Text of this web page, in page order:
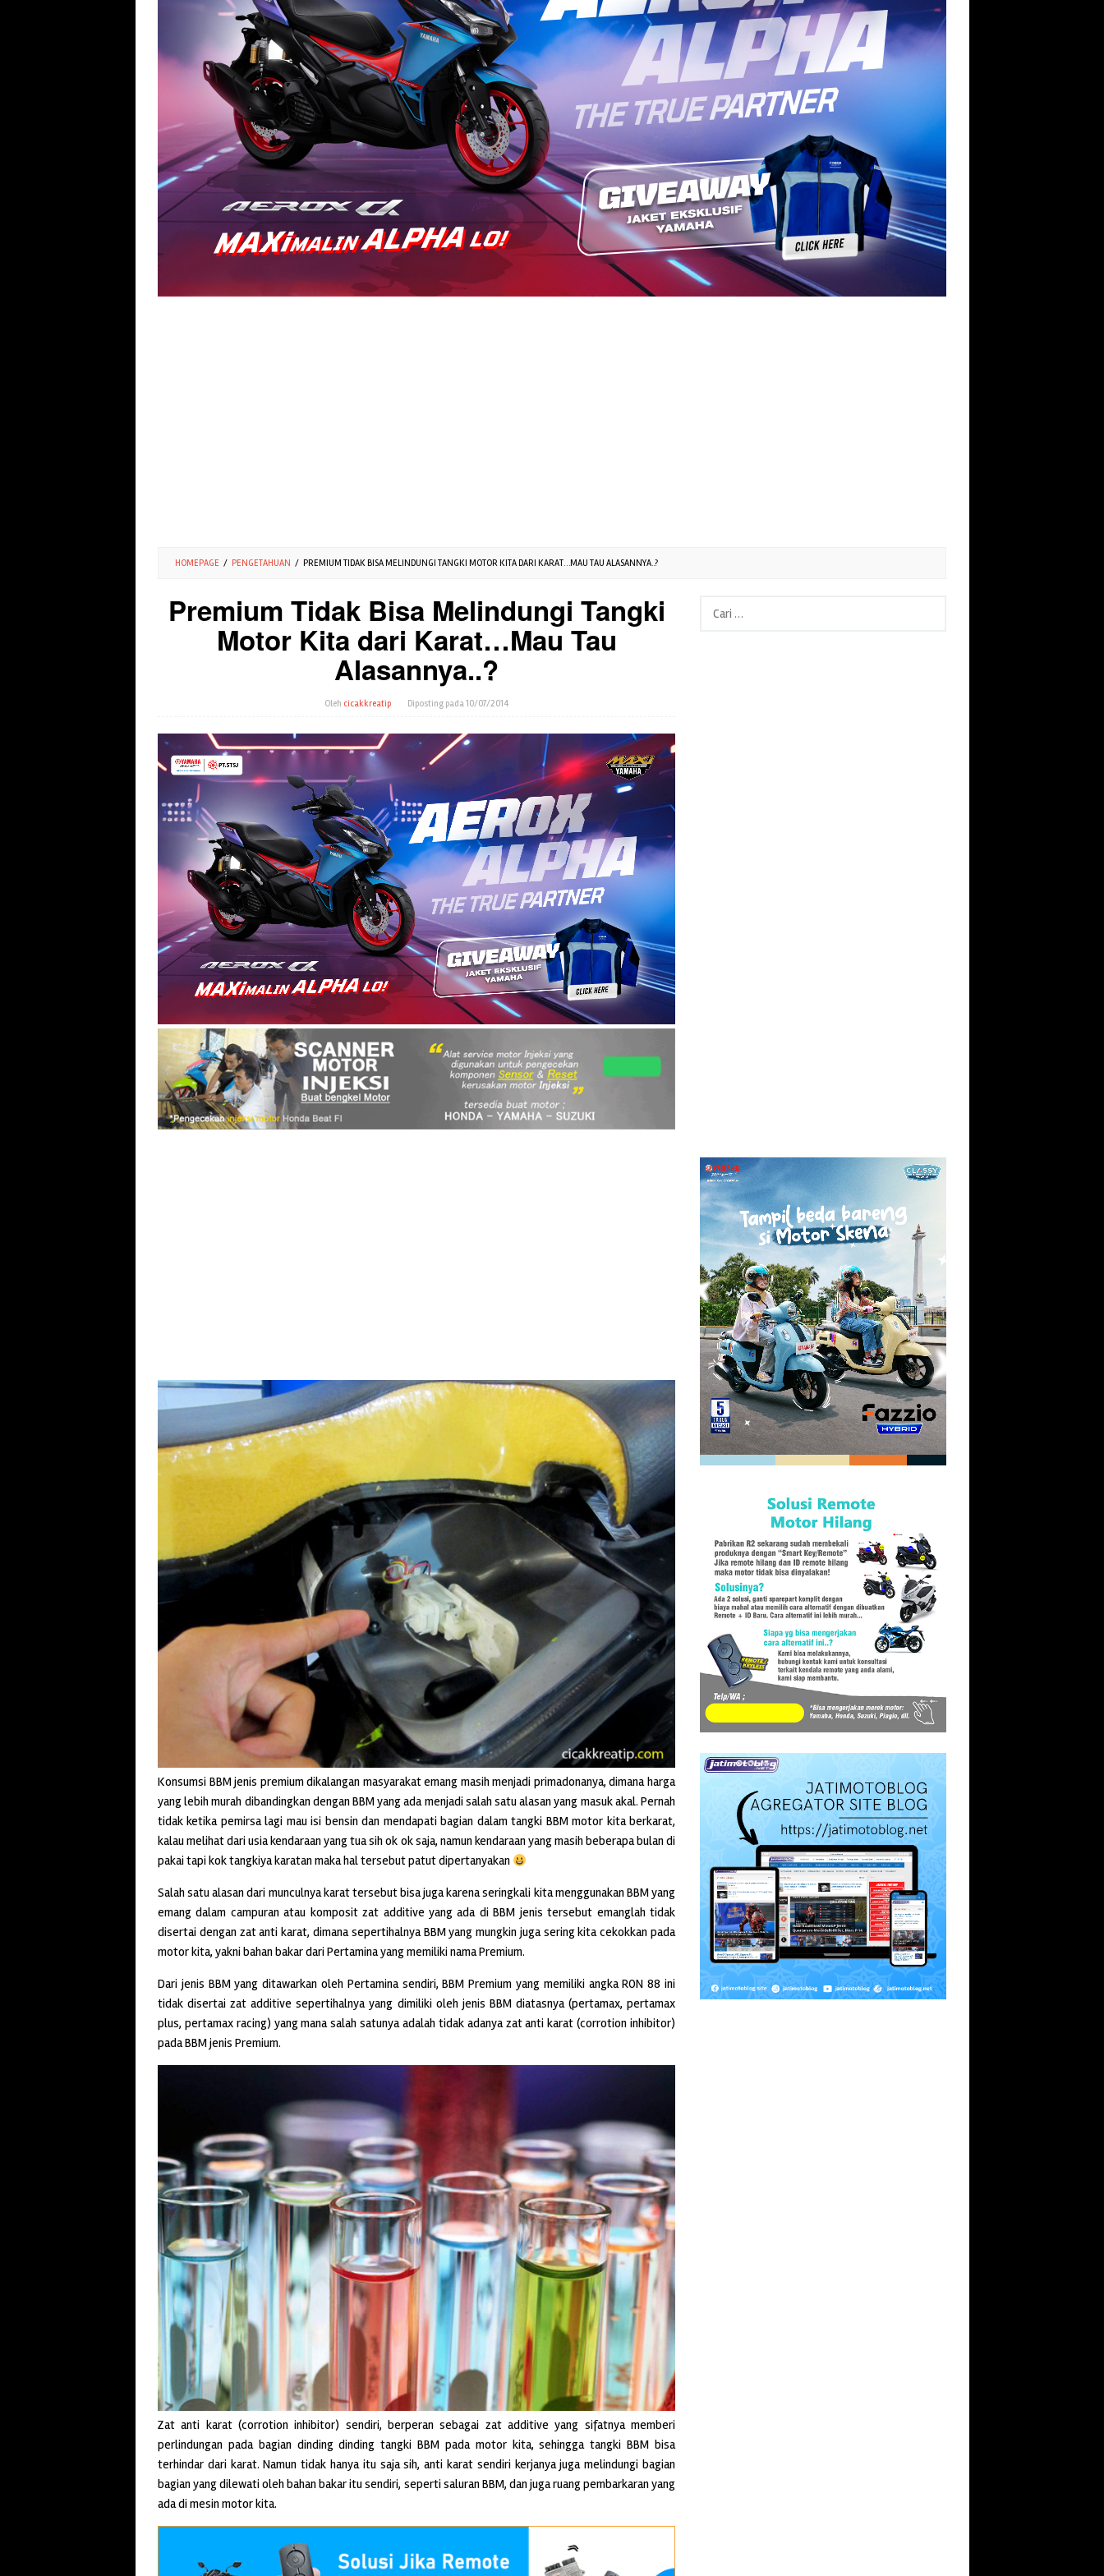
HOMEPAGE / PENGETAHUAN / PREMIUM TIDAK BISA MELINDUNGI TANGKI MOTOR KITA DARI KARAT…MAU TAU ALASANNYA..?
Premium Tidak Bisa Melindungi Tangki
Motor Kita dari Karat…Mau Tau
Alasannya..?
Oleh cicakkreatip Diposting pada10/07/2014
Konsumsi BBM jenis premium dikalangan masyarakat emang masih menjadi primadonanya, dimana harga
yang lebih murah dibandingkan dengan BBM yang ada menjadi salah satu alasan yang masuk akal. Pernah
tidak ketika pemirsa lagi mau isi bensin dan mendapati bagian dalam tangki BBM motor kita berkarat,
kalau melihat dari usia kendaraan yang tua sih ok ok saja, namun kendaraan yang masih beberapa bulan di
pakai tapi kok tangkiya karatan maka hal tersebut patut dipertanyakan
Salah satu alasan dari munculnya karat tersebut bisa juga karena seringkali kita menggunakan BBM yang
emang dalam campuran atau komposit zat additive yang ada di BBM jenis tersebut emanglah tidak
disertai dengan zat anti karat, dimana sepertihalnya BBM yang mungkin juga sering kita cekokkan pada
motor kita, yakni bahan bakar dari Pertamina yang memiliki nama Premium.
Dari jenis BBM yang ditawarkan oleh Pertamina sendiri, BBM Premium yang memiliki angka RON 88 ini
tidak disertai zat additive sepertihalnya yang dimiliki oleh jenis BBM diatasnya (pertamax, pertamax
plus, pertamax racing) yang mana salah satunya adalah tidak adanya zat anti karat (corrotion inhibitor)
pada BBM jenis Premium.
Zat anti karat (corrotion inhibitor) sendiri, berperan sebagai zat additive yang sifatnya memberi
perlindungan pada bagian dinding dinding tangki BBM pada motor kita, sehingga tangki BBM bisa
terhindar dari karat. Namun tidak hanya itu saja sih, anti karat sendiri kerjanya juga melindungi bagian
bagian yang dilewati oleh bahan bakar itu sendiri, seperti saluran BBM, dan juga ruang pembarkaran yang
ada di mesin motor kita.